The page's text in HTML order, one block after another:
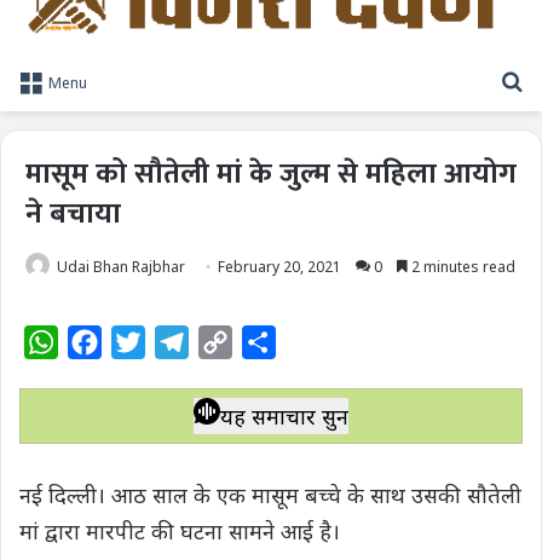
Menu
मासूम को सौतेली मां के जुल्म से महिला आयोग
ने बचाया
Udai Bhan Rajbhar February 20, 2021 0 2 minutes read
W
t
A
p
e
o
o
t
r
l
e
g
a
p
y
i
n
a
r
यह समाचार सुनें
नई दिल्ली। आठ साल के एक मासूम बच्चे के साथ उसकी सौतेली
मां द्वारा मारपीट की घटना सामने आई है।